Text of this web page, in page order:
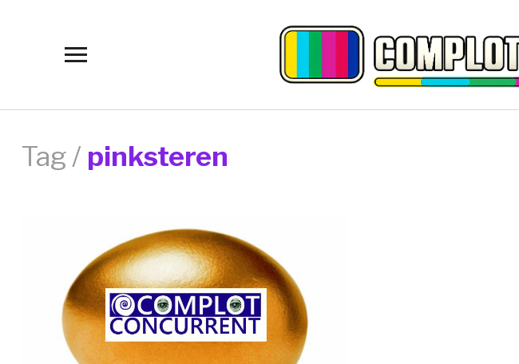
Toggle
Tag / pinksteren